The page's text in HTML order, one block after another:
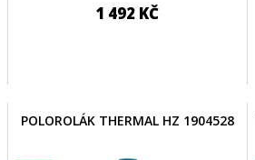
1 492 KČ
POLOROLÁK THERMAL HZ 1904528